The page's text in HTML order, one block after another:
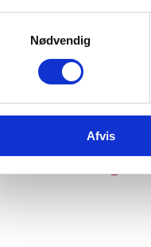
Nødvendig
Afvis
samt